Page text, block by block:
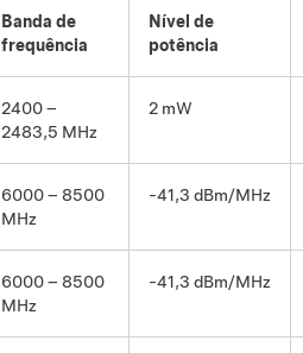
Banda de
frequência
Nível de
potência
2400 –
2483,5 MHz
2 mW
6000 – 8500
MHz
-41,3 dBm/MHz
6000 – 8500
MHz
-41,3 dBm/MHz